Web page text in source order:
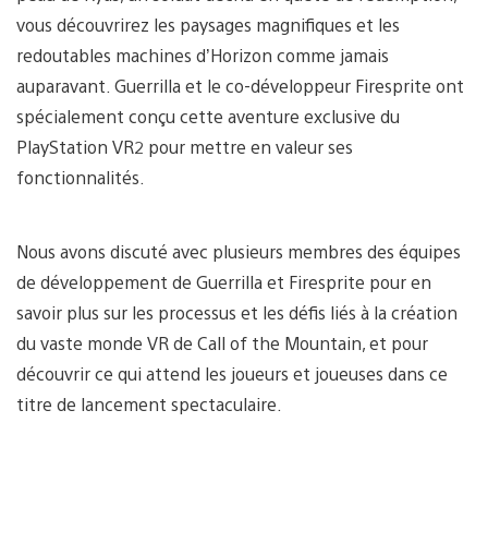
vous découvrirez les paysages magnifiques et les
redoutables machines d’Horizon comme jamais
auparavant. Guerrilla et le co-développeur Firesprite ont
spécialement conçu cette aventure exclusive du
PlayStation VR2 pour mettre en valeur ses
fonctionnalités.
Nous avons discuté avec plusieurs membres des équipes
de développement de Guerrilla et Firesprite pour en
savoir plus sur les processus et les défis liés à la création
du vaste monde VR de Call of the Mountain, et pour
découvrir ce qui attend les joueurs et joueuses dans ce
titre de lancement spectaculaire.